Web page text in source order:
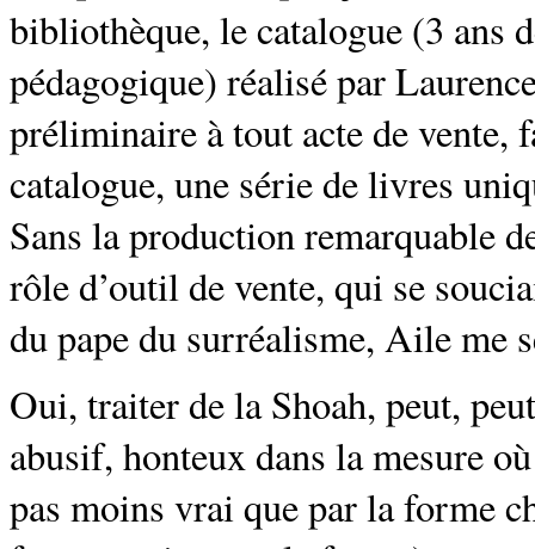
bibliothèque, le catalogue (3 ans
pédagogique) réalisé par
préliminaire à tout acte de vente,
catalogue, une série de livres
Sans la production remarquable
rôle d’outil de vente, qui se
du pape du surréalisme, Aile me
Oui, traiter de la Shoah, peut,
abusif, honteux dans la mesure
pas moins vrai que par la forme